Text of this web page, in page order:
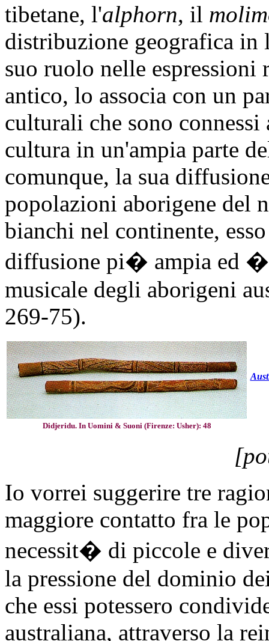
tibetane, l'alphorn, il
distribuzione geografica
suo ruolo nelle espressioni
antico, lo associa con un
culturali che sono
cultura in un'ampia parte
comunque, la sua
popolazioni aborigene del
bianchi nel continente,
diffusione pi� ampia ed �
musicale degli aborigeni
269-75).
Didjeridu. In Uomini & Suoni (Firenze: Usher): 48
Io vorrei suggerire tre
maggiore contatto fra le
necessit� di piccole e
la pressione del dominio
che essi potessero
australiana, attraverso la